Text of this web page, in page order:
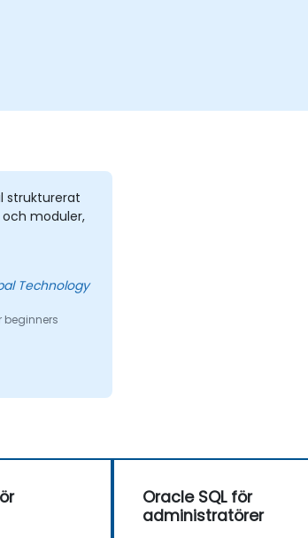
strukturerat
moduler,
beginners
Oracle SQL för
administratörer